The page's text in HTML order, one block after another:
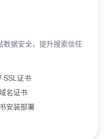
数据安全，提升搜索信任
SSL证书
名证书
安装部署